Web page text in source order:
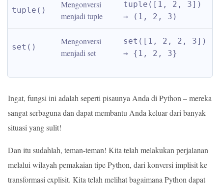
tuple()
Mengonversi
menjadi tuple
tuple([1, 2, 3])
→ (1, 2, 3)
set()
Mengonversi
menjadi set
set([1, 2, 2, 3])
→ {1, 2, 3}
Ingat, fungsi ini adalah seperti pisaunya Anda di Python – mereka
sangat serbaguna dan dapat membantu Anda keluar dari banyak
situasi yang sulit!
Dan itu sudahlah, teman-teman! Kita telah melakukan perjalanan
melalui wilayah pemakaian tipe Python, dari konversi implisit ke
transformasi explisit. Kita telah melihat bagaimana Python dapat